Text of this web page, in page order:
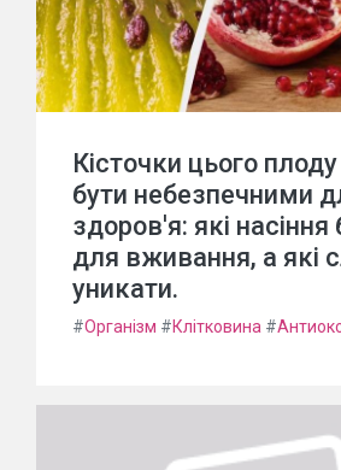
Кісточки цього
бути небезпечними
здоров'я: які насіння
для вживання, а які
уникати.
#Організм #Клітковина #